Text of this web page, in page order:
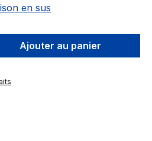
en sus
: Entrez la
Ajouter au panier